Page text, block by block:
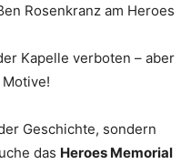
Rosenkranz am Heroes
Kapelle verboten – aber
Geschichte, sondern
das Heroes Memorial